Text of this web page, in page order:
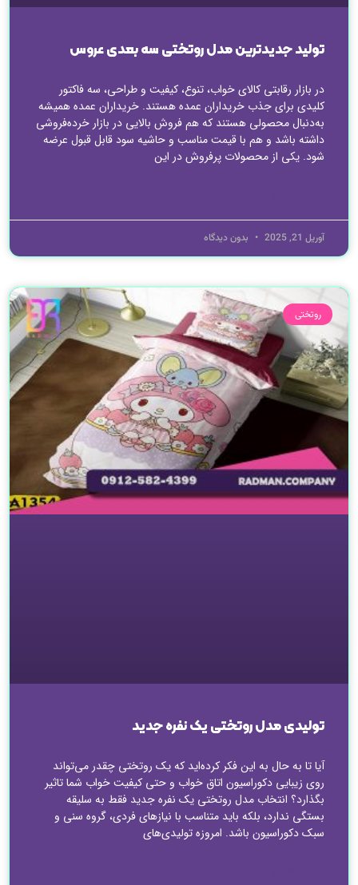
تولید جدیدترین مدل روتختی سه بعدی عروس
در بازار رقابتی کالای خواب، تنوع، کیفیت و طراحی، سه فاکتور
کلیدی برای جذب خریداران عمده هستند. خریداران عمده همیشه
به‌دنبال محصولی هستند که هم فروش بالایی در بازار خرده‌فروشی
داشته باشد و هم با قیمت مناسب و حاشیه سود قابل قبول عرضه
شود. یکی از محصولات پرفروش در این
آوریل 21, 2025 بدون دیدگاه
روتختی
تولیدی مدل روتختی یک نفره جدید
آیا تا به حال به این فکر کرده‌اید که یک روتختی چقدر می‌تواند
روی زیبایی دکوراسیون اتاق خواب و حتی کیفیت خواب شما تاثیر
بگذارد؟ انتخاب مدل روتختی یک نفره جدید فقط به سلیقه
بستگی ندارد، بلکه باید متناسب با نیازهای فردی، گروه سنی و
سبک دکوراسیون باشد. امروزه تولیدی‌های